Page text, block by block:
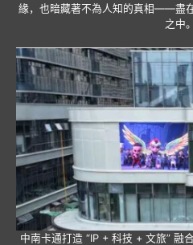
緣，也暗藏著不為人知的真相——盡
之中。
中南卡通打造 “IP + 科技 + 文旅” 融